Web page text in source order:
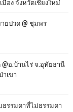
ยปวด @ ชุมพร
อ.บ้านไร่ จ.อุทัยธานี
เขา
รรมดาที่ไม่ธรรมดา